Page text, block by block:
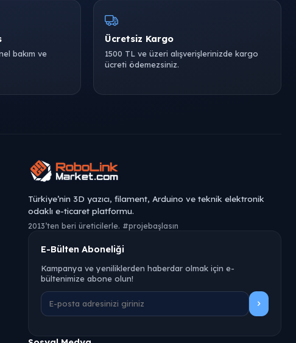
bakım ve
Ücretsiz Kargo
1500 TL ve üzeri alışverişlerinizde kargo
ücreti ödemezsiniz.
Türkiye’nin 3D yazıcı, filament, Arduino ve teknik elektronik
odaklı e-ticaret platformu.
2013’ten beri üreticilerle. #projebaşlasın
E-Bülten Aboneliği
Kampanya ve yeniliklerden haberdar olmak için e-
bültenimize abone olun!